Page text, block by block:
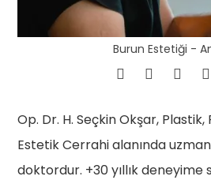
Burun Estetiği -
Op. Dr. H. Seçkin Okşar,
Estetik Cerrahi alanında
doktordur. +30 yıllık deneyime